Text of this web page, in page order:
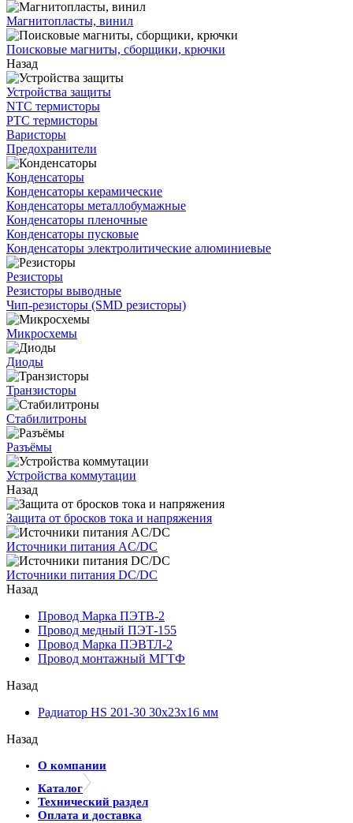
Магнитопласты, винил
Поисковые магниты, сборщики, крючки
Назад
Устройства защиты
NTC термисторы
PTC термисторы
Варисторы
Предохранители
Конденсаторы
Конденсаторы керамические
Конденсаторы металлобумажные
Конденсаторы пленочные
Конденсаторы пусковые
Конденсаторы электролитические алюминиевые
Резисторы
Резисторы выводные
Чип-резисторы (SMD резисторы)
Микросхемы
Диоды
Транзисторы
Стабилитроны
Разъёмы
Устройства коммутации
Назад
Защита от бросков тока и напряжения
Источники питания AC/DC
Источники питания DC/DC
Назад
Провод Марка ПЭТВ-2
Провод медный ПЭТ-155
Провод Марка ПЭВТЛ-2
Провод монтажный МГТФ
Назад
Радиатор HS 201-30 30х23х16 мм
Назад
О компании
Каталог
Технический раздел
Оплата и доставка